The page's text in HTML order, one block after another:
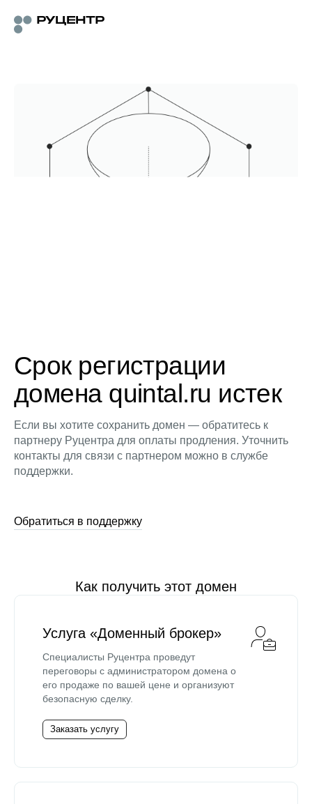
Срок регистрации
домена quintal.ru истек
Если вы хотите сохранить домен — обратитесь к
партнеру Руцентра для оплаты продления. Уточнить
контакты для связи с партнером можно в службе
поддержки.
Обратиться в поддержку
Как получить этот домен
Услуга «Доменный брокер»
Специалисты Руцентра проведут
переговоры с администратором домена о
его продаже по вашей цене и организуют
безопасную сделку.
Заказать услугу